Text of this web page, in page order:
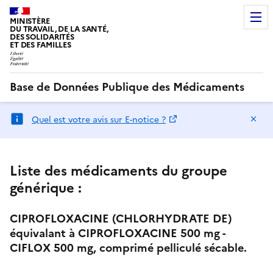
MINISTÈRE
DU TRAVAIL, DE LA SANTÉ,
DES SOLIDARITÉS
ET DES FAMILLES
Base de Données Publique des Médicaments
Quel est votre avis sur E-notice ?
Liste des médicaments du groupe
générique :
CIPROFLOXACINE (CHLORHYDRATE DE)
équivalant à CIPROFLOXACINE 500 mg -
CIFLOX 500 mg, comprimé pelliculé sécable.